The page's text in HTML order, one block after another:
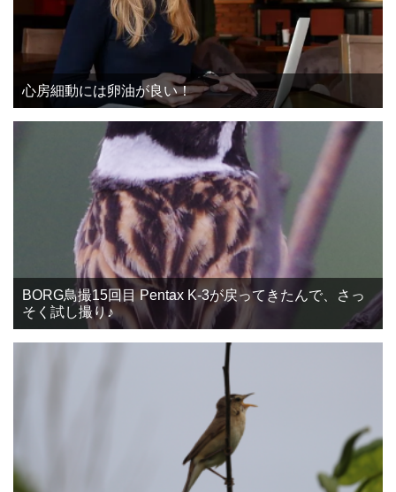
心房細動には卵油が良い！
BORG鳥撮15回目 Pentax K-3が戻ってきたんで、さっ
そく試し撮り♪